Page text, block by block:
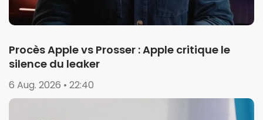
Procès Apple vs Prosser : Apple critique le
silence du leaker
6 Aug. 2026 • 22:40